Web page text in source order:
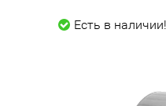
Есть в наличии!